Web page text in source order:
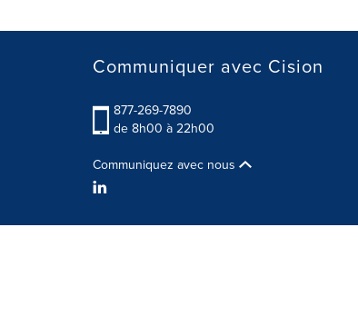
Communiquer avec Cision
877-269-7890
de 8h00 à 22h00
Communiquez avec nous